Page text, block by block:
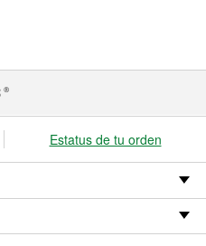
®
Estatus de tu orden